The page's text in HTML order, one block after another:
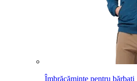
Îmbrăcăminte pentru bărbați